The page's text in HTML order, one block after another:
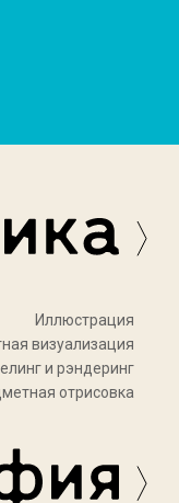
Иллюстрация
визуализация
и рэндеринг
отрисовка